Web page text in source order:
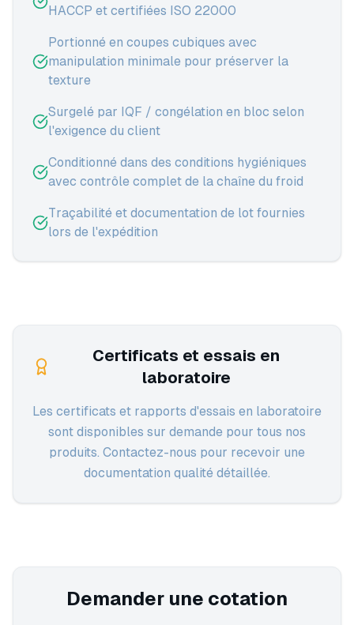
HACCP et certifiées ISO 22000
Portionné en coupes cubiques avec
manipulation minimale pour préserver la
texture
Surgelé par IQF / congélation en bloc selon
l'exigence du client
Conditionné dans des conditions hygiéniques
avec contrôle complet de la chaîne du froid
Traçabilité et documentation de lot fournies
lors de l'expédition
Certificats et essais en
laboratoire
Les certificats et rapports d'essais en laboratoire
sont disponibles sur demande pour tous nos
produits. Contactez-nous pour recevoir une
documentation qualité détaillée.
Demander une cotation